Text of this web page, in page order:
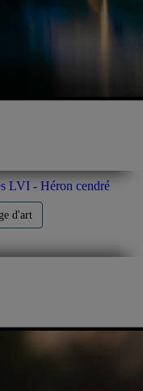
LVI - Héron cendré
d'art